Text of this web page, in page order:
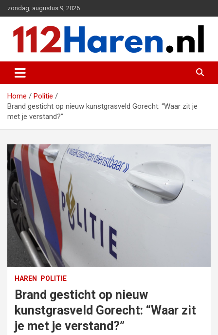
naar
inhoud
zondag, augustus 9, 2026
112 Haren.nl
Home
Politie
Brand gesticht op nieuw kunstgrasveld Gorecht: “Waar zit je
met je verstand?”
HAREN POLITIE
Brand gesticht op nieuw
kunstgrasveld Gorecht: “Waar zit
je met je verstand?”